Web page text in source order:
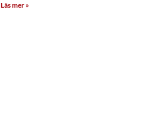
Läs mer »